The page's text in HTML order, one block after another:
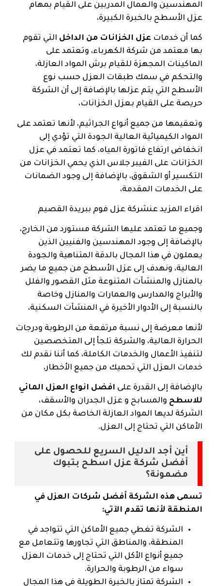
المهندسين والعمال المدربين على القيام بمهام
عزل الأسطح بالخبرة الكبيرة،
كما أن خدمات عزل الخزانات من الداخل التي تقوم
بها معتمد من شركة الكهرباء، وتعتمد على
الماكينات المجهزة للقيام برش المواد العازلة،
والتحكم في سمك طبقات العزل حسب نوع
الأسطح التي يتم عزلها بالإضافة إلى أن الشركة
حريصة على القيام بعزل الخزانات،
وتعقيمها من جميع أنواع الجراثيم، لأنها تعتمد على
المواد الكيميائية العالية الجودة التي تؤدي إلى
انخفاض ارتفاع فاتورة المياه، كما تعتمد في عزل
الخزانات على الفيبر جلاس الذي يحمي الخزانات من
التكسير أو الشقوق، بالإضافة إلى وجود الضمانات
على الخدمات المقدمة،
اقراء المزيد عنشركة عزل فوم ببريدة القصيم
وجميع ما تعتمد عليها الشركة مستورد من الخارج،
بالإضافة إلى وجود المهندسين والفنيين الذين
يعملون في هذا المجال بالدقة المتناهية والجودة
العالية، ونهدف إلى عزل الأسطح من جميع ما يضر
بالمنازل والمنشآت المتنوعة مثل القصور والفلل
والأبراج والمدارس والعمارات والمنازل وخاصة
بالنسبة إلى الأدوار الأخيرة في المنشآت السكنية،
لأنها معرضة إلى نسبة مرتفعة من الرطوبة ودرجات
الحرارة العالية، والشركة تلجأ إلى المتخصصين
لتنفيذ الأعمال والخدمات الكاملة، كما أننا نقدم لك
خدمات العزل التي تحميك من جميع الأخطار،
بالإضافة إلى القدرة على افضل انواع العزل المائي
للاسطح والمسابح و عزل الجدران والأسقف،
الشركة لديها المواد العازلة الخاصة بكل مكان من
الأماكن التي تحتاج إلى العزل.
أين أجد الدليل السريع للحصول على
أفضل شركة عزل اسطح بتبوك
مضمونة؟
تسمى هذه الشركة أفضل شركات العزل في
المنطقة لأنها تقدم الآتي:
الشركة تغطي جميع الأماكن التي تتواجد في
المنطقة، والمناطق التي تجاورها وتتعامل مع
جميع أنواع الأكل التي تحتاج إلى خدمات العزل
سواء من الرطوبة والحرارة.
الشركة تمتاز بالخبرة الطويلة في هذا المجال